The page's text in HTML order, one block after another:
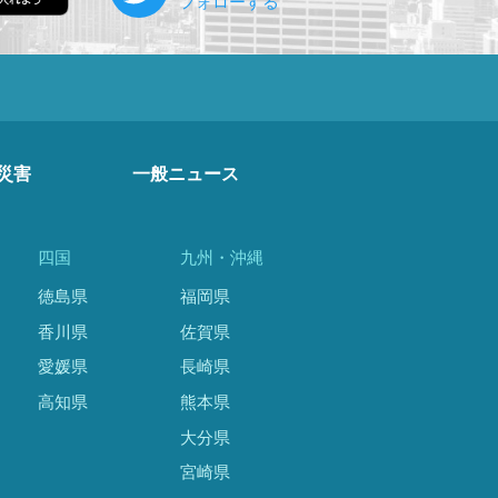
害 一般ニュース
四国
徳島県
香川県
愛媛県
高知県
九州・沖縄
福岡県
佐賀県
長崎県
熊本県
大分県
宮崎県